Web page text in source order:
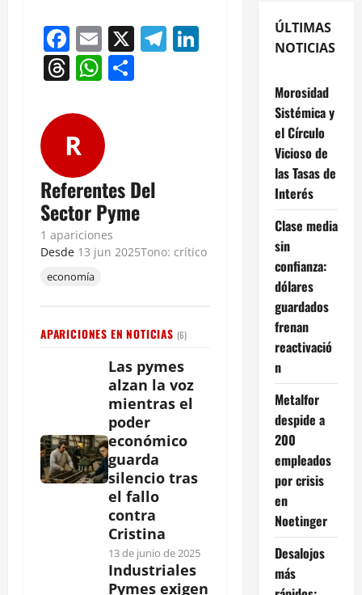
Facebook
Email
X Telegram
LinkedIn
Threads
WhatsApp
R
Referentes Del
Sector Pyme
1 apariciones
Desde 13 jun 2025Tono: crítico
economía
APARICIONES EN NOTICIAS (6)
Las pymes
alzan la voz
mientras el
poder
económico
guarda
silencio tras
el fallo
contra
Cristina
13 de junio de 2025
Industriales
Pymes exigen
ÚLTIMAS
NOTICIAS
Morosidad
Sistémica y
el Círculo
Vicioso de
las Tasas de
Interés
Clase media
sin
confianza:
dólares
guardados
frenan
reactivació
n
Metalfor
despide a
200
empleados
por crisis
en
Noetinger
Desalojos
más